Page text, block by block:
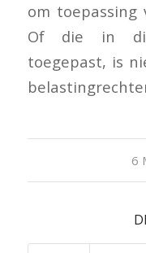
om toepassing
Of die in
toegepast, is
6